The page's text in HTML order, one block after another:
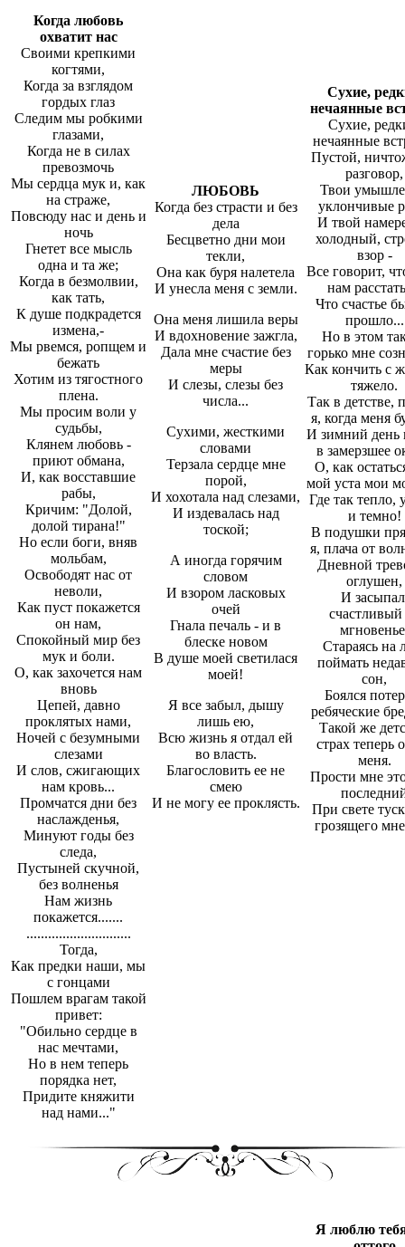
Когда любовь
охватит нас
Своими крепкими
когтями,
Когда за взглядом
гордых глаз
Следим мы робкими
глазами,
Когда не в силах
превозмочь
Мы сердца мук и, как
на страже,
Повсюду нас и день и
ночь
Гнетет все мысль
одна и та же;
Когда в безмолвии,
как тать,
К душе подкрадется
измена,-
Мы рвемся, ропщем и
бежать
Хотим из тягостного
плена.
Мы просим воли у
судьбы,
Клянем любовь -
приют обмана,
И, как восставшие
рабы,
Кричим: "Долой,
долой тирана!"
Но если боги, вняв
мольбам,
Освободят нас от
неволи,
Как пуст покажется
он нам,
Спокойный мир без
мук и боли.
О, как захочется нам
вновь
Цепей, давно
проклятых нами,
Ночей с безумными
слезами
И слов, сжигающих
нам кровь...
Промчатся дни без
наслажденья,
Минуют годы без
следа,
Пустыней скучной,
без волненья
Нам жизнь
покажется.......
.............................
Тогда,
Как предки наши, мы
с гонцами
Пошлем врагам такой
привет:
"Обильно сердце в
нас мечтами,
Но в нем теперь
порядка нет,
Придите княжити
над нами..."
ЛЮБОВЬ
Когда без страсти и без
дела
Бесцветно дни мои
текли,
Она как буря налетела
И унесла меня с земли.
Она меня лишила веры
И вдохновение зажгла,
Дала мне счастие без
меры
И слезы, слезы без
числа...
Сухими, жесткими
словами
Терзала сердце мне
порой,
И хохотала над слезами,
И издевалась над
тоской;
А иногда горячим
словом
И взором ласковых
очей
Гнала печаль - и в
блеске новом
В душе моей светилася
моей!
Я все забыл, дышу
лишь ею,
Всю жизнь я отдал ей
во власть.
Благословить ее не
смею
И не могу ее проклясть.
Сухие,
нечаянные
Сухие,
нечаянные
Пустой,
разговор,
Твои
уклончивые
И твой
холодный,
взор -
Все говорит,
нам
Что счастье
прошло...
Но в этом
горько мне
Как кончить с
тяжело.
Так в детстве,
я, когда меня
И зимний день
в замерзшее
О, как
мой уста мои
Где так тепло,
и темно!
В подушки
я, плача от
Дневной
оглушен,
И
счастливый
Стараясь на
поймать
сон,
Боялся
ребяческие
Такой же
страх теперь
меня.
Прости мне
При свете
грозящего
Я люблю